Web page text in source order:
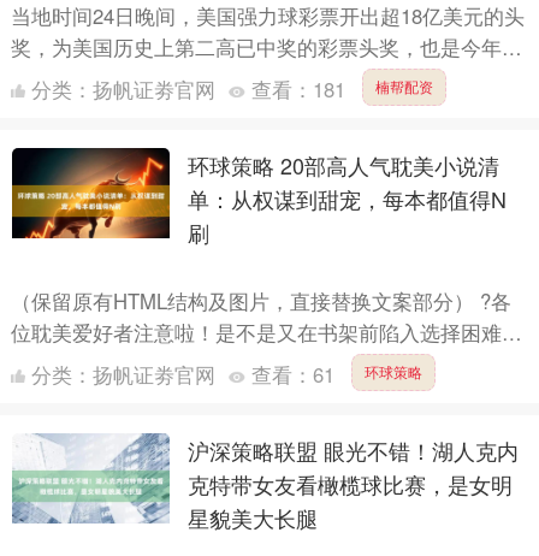
当地时间24日晚间，美国强力球彩票开出超18亿美元的头
奖，为美国历史上第二高已中奖的彩票头奖，也是今年最
高的强力球奖金。据美国“强力球”彩票网站介绍，本轮头
奖中....
分类： 扬帆证劵官网 查看： 181 楠帮配资
环球策略 20部高人气耽美小说清
单：从权谋到甜宠，每本都值得N
刷
（保留原有HTML结构及图片，直接替换文案部分） ?各
位耽美爱好者注意啦！是不是又在书架前陷入选择困难？
别慌！你的专属安利机已上线！耽美宇宙里既有让人心跳
破表的....
分类： 扬帆证劵官网 查看： 61 环球策略
沪深策略联盟 眼光不错！湖人克内
克特带女友看橄榄球比赛，是女明
星貌美大长腿